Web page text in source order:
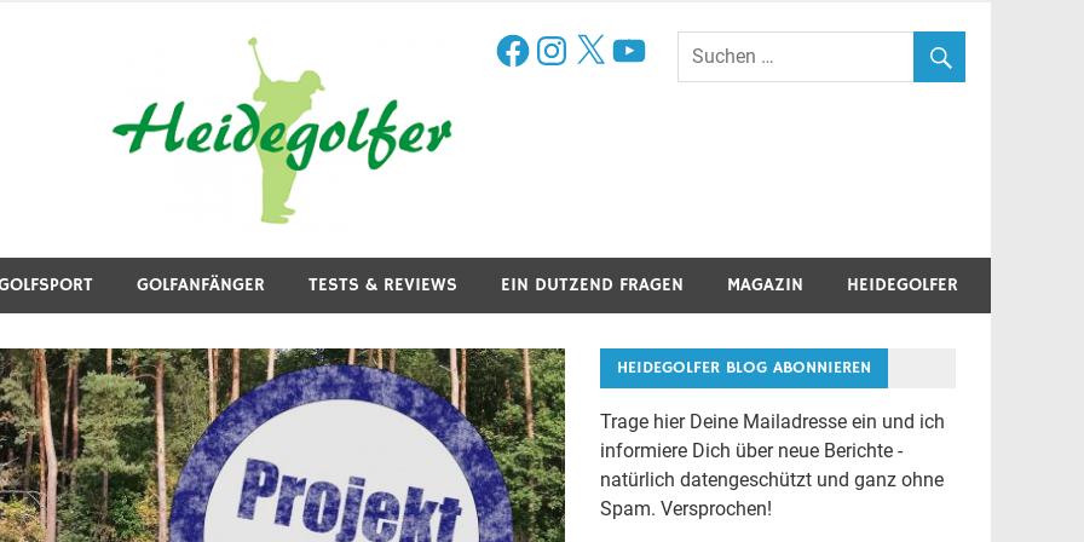
FacebookInstagram
X YouTube
GOLFANFÄNGER TESTS & REVIEWS EIN DUTZEND FRAGEN MAGAZIN HEIDEGOLFER
HEIDEGOLFER BLOG ABONNIEREN
Trage hier Deine Mailadresse ein und ich
informiere Dich über neue Berichte -
natürlich datengeschützt und ganz ohne
Spam. Versprochen!